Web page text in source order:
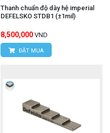
Thanh chuẩn độ dày hệ imperial
DEFELSKO STDB1 (±1mil)
8,500,000 VND
ĐẶT MUA